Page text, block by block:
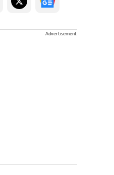
Advertisement